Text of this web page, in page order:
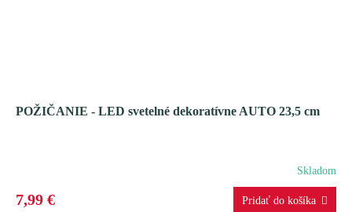
POŽIČANIE - LED svetelné dekoratívne AUTO 23,5 cm
Skladom
7,99 €